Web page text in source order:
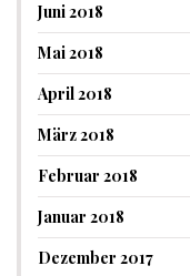
Juni 2018
Mai 2018
April 2018
März 2018
Februar 2018
Januar 2018
Dezember 2017